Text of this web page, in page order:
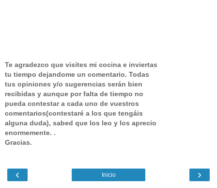
Te agradezco que visites mi cocina e inviertas
tu tiempo dejandome un comentario. Todas
tus opiniones y/o sugerencias serán bien
recibidas y aunque por falta de tiempo no
pueda contestar a cada uno de vuestros
comentarios(contestaré a los que tengáis
alguna duda), sabed que los leo y los aprecio
enormemente. .
Gracias.
‹ ›
Inicio